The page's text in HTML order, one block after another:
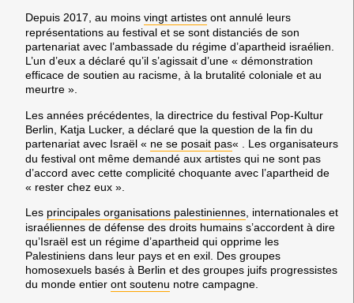
Depuis 2017, au moins vingt artistes ont annulé leurs
représentations au festival et se sont distanciés de son
partenariat avec l’ambassade du régime d’apartheid israélien.
L’un d’eux a déclaré qu’il s’agissait d’une « démonstration
efficace de soutien au racisme, à la brutalité coloniale et au
meurtre ».
Les années précédentes, la directrice du festival Pop-Kultur
Berlin, Katja Lucker, a déclaré que la question de la fin du
partenariat avec Israël « ne se posait pas« . Les organisateurs
du festival ont même demandé aux artistes qui ne sont pas
d’accord avec cette complicité choquante avec l’apartheid de
« rester chez eux ».
Les principales organisations palestiniennes, internationales et
israéliennes de défense des droits humains s’accordent à dire
qu’Israël est un régime d’apartheid qui opprime les
Palestiniens dans leur pays et en exil. Des groupes
homosexuels basés à Berlin et des groupes juifs progressistes
du monde entier ont soutenu notre campagne.